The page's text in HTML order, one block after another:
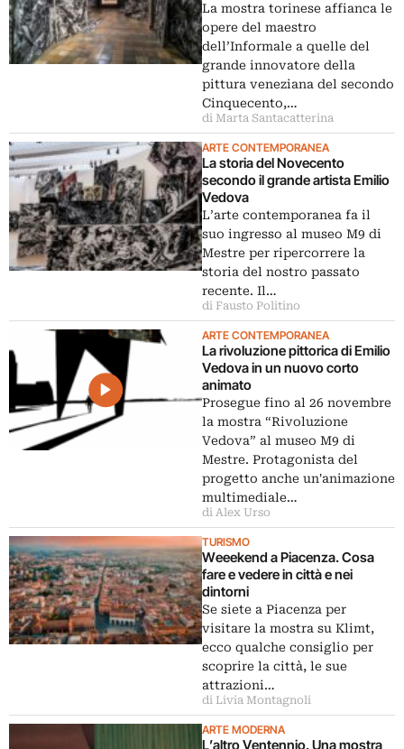
La mostra torinese affianca le
opere del maestro
dell’Informale a quelle del
grande innovatore della
pittura veneziana del secondo
Cinquecento,…
di Marta Santacatterina
ARTE CONTEMPORANEA
La storia del Novecento
secondo il grande artista Emilio
Vedova
L’arte contemporanea fa il
suo ingresso al museo M9 di
Mestre per ripercorrere la
storia del nostro passato
recente. Il…
di Fausto Politino
ARTE CONTEMPORANEA
La rivoluzione pittorica di Emilio
Vedova in un nuovo corto
animato
Prosegue fino al 26 novembre
la mostra “Rivoluzione
Vedova” al museo M9 di
Mestre. Protagonista del
progetto anche un'animazione
multimediale…
di Alex Urso
TURISMO
Weeekend a Piacenza. Cosa
fare e vedere in città e nei
dintorni
Se siete a Piacenza per
visitare la mostra su Klimt,
ecco qualche consiglio per
scoprire la città, le sue
attrazioni…
di Livia Montagnoli
ARTE MODERNA
L’altro Ventennio. Una mostra